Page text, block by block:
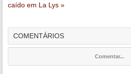
caído em La Lys »
COMENTÁRIOS
Comentar...